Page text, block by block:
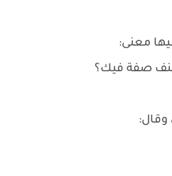
معنى:
صفة فيك؟
وقال: